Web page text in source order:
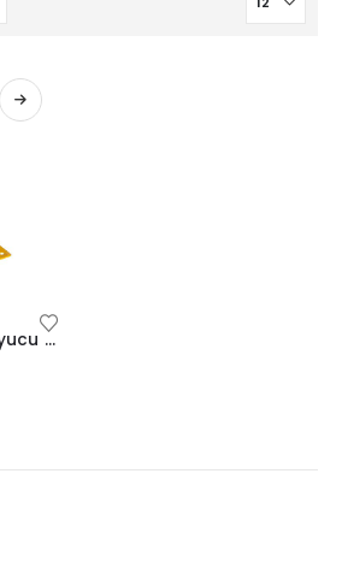
Otopark Kolon Koruyucu Bariyer, Metal Bariyer 104x46cm